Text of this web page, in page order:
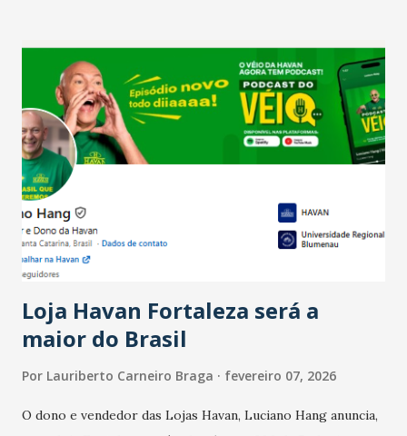
confraternizações de fim de ano e pelo pagamento do 13º
Salário para um número maior de trabalhadores, já que o
país tem a menor taxa de desemprego dos anos recentes.
Ainda segundo a Pesquisa, em novembro de 2025, 40% dos
bares e restaurantes operaram com lucro e outros 40%
registraram equilíbrio financeiro. Já o percentual de
estabelecimentos no prejuízo ficou em 19%, pouco abaixo
do observado no mês anterior. Outros 1% não existiam em
novembro. Em relação a outubro, o faturamento também
Loja Havan Fortaleza será a
maior do Brasil
Por Lauriberto Carneiro Braga fevereiro 07, 2026
O dono e vendedor das Lojas Havan, Luciano Hang anuncia,